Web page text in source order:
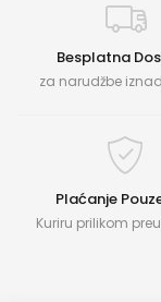
Besplatna
za narudžbe
Plaćanje
Kuriru prilikom